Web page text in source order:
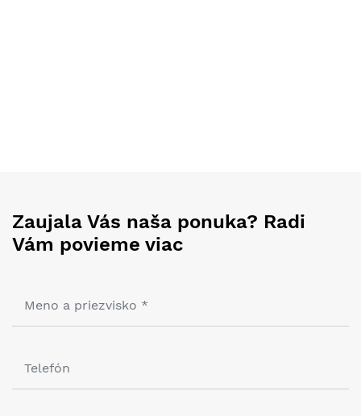
Zaujala Vás naša ponuka? Radi
Vám povieme viac